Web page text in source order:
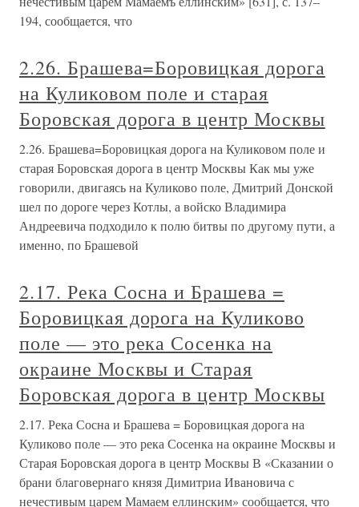
194, сообщается, что
2.26. Брашева=Боровицкая дорога
на Куликовом поле и старая
Боровская дорога в центр Москвы
2.26. Брашева=Боровицкая дорога на Куликовом поле и
старая Боровская дорога в центр Москвы Как мы уже
говорили, двигаясь на Куликово поле, Дмитрий Донской
шел по дороге через Котлы, а войско Владимира
Андреевича подходило к полю битвы по другому пути, а
именно, по Брашевой
2.17. Река Сосна и Брашева =
Боровицкая дорога на Куликово
поле — это река Сосенка на
окраине Москвы и Старая
Боровская дорога в центр Москвы
2.17. Река Сосна и Брашева = Боровицкая дорога на
Куликово поле — это река Сосенка на окраине Москвы и
Старая Боровская дорога в центр Москвы В «Сказании о
брани благовернаго князя Димитриа Ивановича с
нечестивым царем Мамаем еллинским» сообщается, что